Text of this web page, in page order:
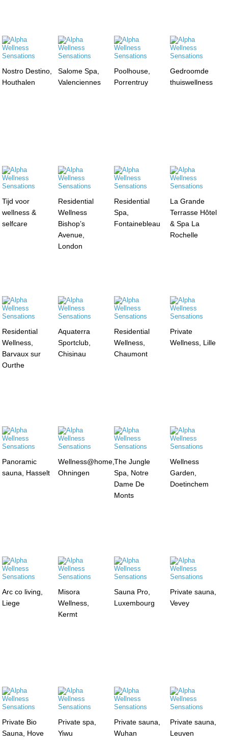
Nostro Destino,
Houthalen
Salome Spa,
Valenciennes
Poolhouse,
Porrentruy
Gedroomde
thuiswellness
Tijd voor
wellness &
selfcare
Residential
Wellness
Bishop’s
Avenue,
London
Residential
Spa,
Fontainebleau
La Grande
Terrasse Hôtel
& Spa La
Rochelle
Residential
Wellness,
Barvaux sur
Ourthe
Aquaterra
Sportclub,
Chisinau
Residential
Wellness,
Chaumont
Private
Wellness, Lille
Panoramic
sauna, Hasselt
Wellness@home,
Ohningen
The Jungle
Spa, Notre
Dame De
Monts
Wellness
Garden,
Doetinchem
Arc co living,
Liege
Misora
Wellness,
Kermt
Sauna Pro,
Luxembourg
Private sauna,
Vevey
Private Bio
Sauna, Hove
Private spa,
Yiwu
Private sauna,
Wuhan
Private sauna,
Leuven